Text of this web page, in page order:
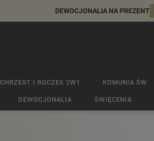
DEWOCJONALIA NA PREZENT
CHRZEST I ROCZEK 2W1 KOMUNIA ŚW.
DEWOCJONALIA ŚWIĘCENIA